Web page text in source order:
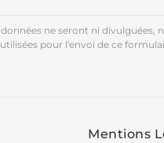
ne seront ni divulguées,
pour l'envoi de ce
Mentions